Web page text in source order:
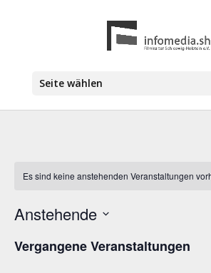
Seite wählen
Es sind keine anstehenden Veranstaltungen
Anstehende
wählen.
Vergangene Veranstaltungen